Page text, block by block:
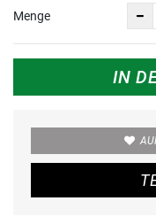
Menge
IN